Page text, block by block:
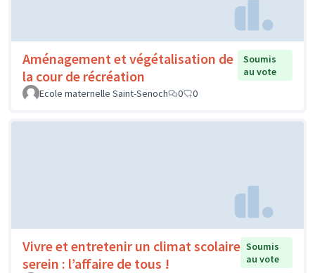
Aménagement et végétalisation de
la cour de récréation
Soumis
au vote
Ecole maternelle Saint-Senoch
0 0
Vivre et entretenir un climat scolaire
serein : l’affaire de tous !
Soumis
au vote